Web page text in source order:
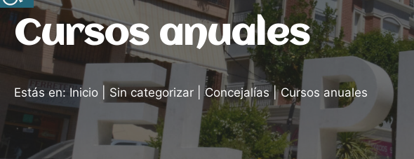
Cursos anuales
Estás en: Inicio Sin categorizar |Concejalías|Cursos anuales